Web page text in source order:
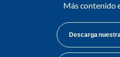
Más contenido
Descarga